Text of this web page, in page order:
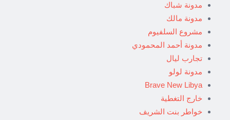
مدونة شباك
مدونة مالك
مشروع السلفيوم
مدونة أحمد المحمودي
تجارب ليال
مدونة لولو
Brave New Libya
خارج التغطية
خواطر بنت الشريف